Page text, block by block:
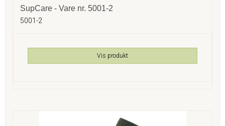
SupCare - Vare nr. 5001-2
5001-2
Vis produkt